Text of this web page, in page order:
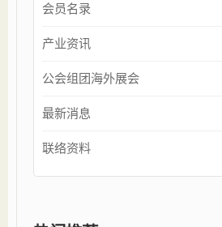
会员名录
产业资讯
公会组团海外展会
最新消息
联络资料